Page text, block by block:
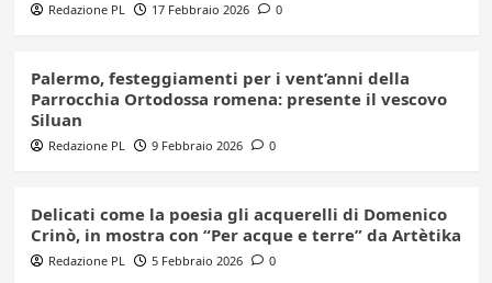
Redazione PL 17 Febbraio 2026 0
Palermo, festeggiamenti per i vent’anni della
Parrocchia Ortodossa romena: presente il vescovo
Siluan
Redazione PL 9 Febbraio 2026 0
Delicati come la poesia gli acquerelli di Domenico
Crinò, in mostra con “Per acque e terre” da Artètika
Redazione PL 5 Febbraio 2026 0